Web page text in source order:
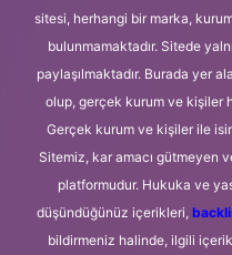
sitesi, herhangi bir marka,
bulunmamaktadır. Sitede
paylaşılmaktadır. Burada yer
olup, gerçek kurum ve kişiler
Gerçek kurum ve kişiler ile
Sitemiz, kar amacı gütmeyen
platformudur. Hukuka ve
düşündüğünüz içerikleri,
bildirmeniz halinde, ilgili